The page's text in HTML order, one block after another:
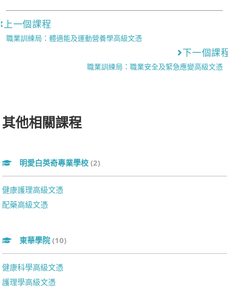
上一個課程
職業訓練局：體適能及運動營養學高級文憑
下一個課
職業訓練局：職業安全及緊急應變高級文憑
其他相關課程
明愛白英奇專業學校 (2)
健康護理高級文憑
配藥高級文憑
東華學院 (10)
健康科學高級文憑
護理學高級文憑